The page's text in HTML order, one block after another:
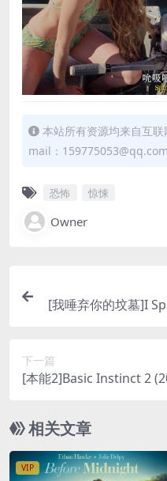
本站所有资源均来自互
mail：159775053@qq.com
恐怖 惊悚
Owner
[我唾弃你的坟墓]I
下一篇
[本能2]Basic Instinct 2
相关文章
VIP